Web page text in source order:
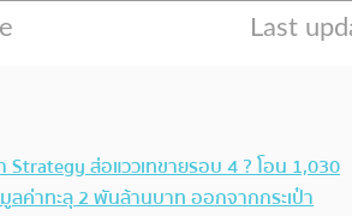
Strategy ส่อแววเทขายรอบ 4 ? โอน 1,030
ลค่าทะลุ 2 พันล้านบาท ออกจากกระเป๋า